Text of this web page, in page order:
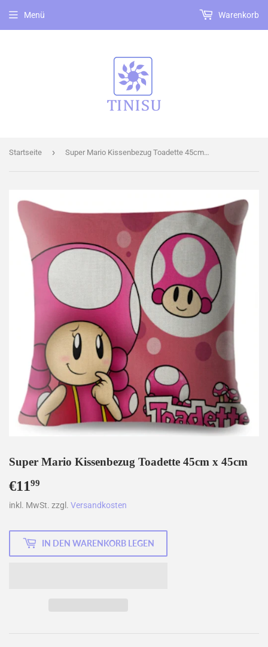
Menü Warenkorb
Startseite › Super Mario Kissenbezug Toadette 45cm x 45cm
Super Mario Kissenbezug Toadette 45cm x 45cm
€1199
inkl. MwSt. zzgl. Versandkosten
IN DEN WARENKORB LEGEN